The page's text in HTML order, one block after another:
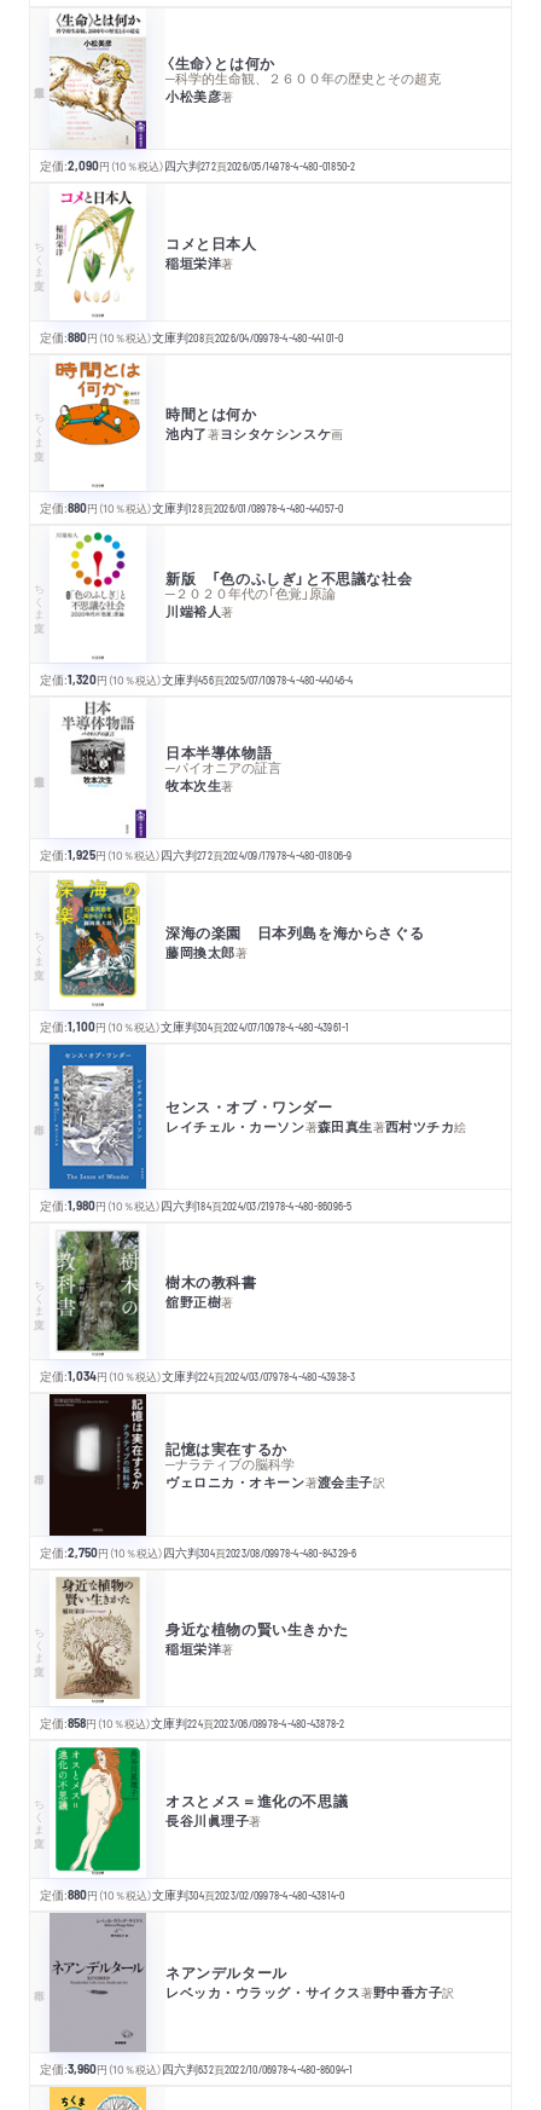
〈生命〉とは何か
─科学的生命観、２６００年の歴史とその超克
小松美彦著
定価:2,090円 （10％税込）四六判272頁2026/05/14978-4-480-01850-2
ちくま文庫 コメと日本人
稲垣栄洋著
定価:880円 （10％税込）文庫判208頁2026/04/09978-4-480-44101-0
ちくま文庫 時間とは何か
池内了著ヨシタケシンスケ画
定価:880円 （10％税込）文庫判128頁2026/01/08978-4-480-44057-0
ちくま文庫 新版 「色のふしぎ」と不思議な社会
─２０２０年代の「色覚」原論
川端裕人著
定価:1,320円 （10％税込）文庫判456頁2025/07/10978-4-480-44046-4
日本半導体物語
─パイオニアの証言
牧本次生著
定価:1,925円 （10％税込）四六判272頁2024/09/17978-4-480-01806-9
ちくま文庫 深海の楽園 日本列島を海からさぐる
藤岡換太郎著
定価:1,100円 （10％税込）文庫判304頁2024/07/10978-4-480-43961-1
センス・オブ・ワンダー
レイチェル・カーソン著森田真生著西村ツチカ絵
定価:1,980円 （10％税込）四六判184頁2024/03/21978-4-480-86096-5
ちくま文庫 樹木の教科書
舘野正樹著
定価:1,034円 （10％税込）文庫判224頁2024/03/07978-4-480-43938-3
記憶は実在するか
─ナラティブの脳科学
ヴェロニカ・オキーン著渡会圭子訳
定価:2,750円 （10％税込）四六判304頁2023/08/09978-4-480-84329-6
ちくま文庫 身近な植物の賢い生きかた
稲垣栄洋著
定価:858円 （10％税込）文庫判224頁2023/06/08978-4-480-43878-2
ちくま文庫 オスとメス＝進化の不思議
長谷川眞理子著
定価:880円 （10％税込）文庫判304頁2023/02/09978-4-480-43814-0
ネアンデルタール
レベッカ・ウラッグ・サイクス著野中香方子訳
定価:3,960円 （10％税込）四六判632頁2022/10/06978-4-480-86094-1